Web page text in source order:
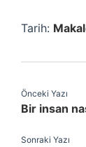
Tarih:
Önceki Yazı
Bir insan
Sonraki Yazı